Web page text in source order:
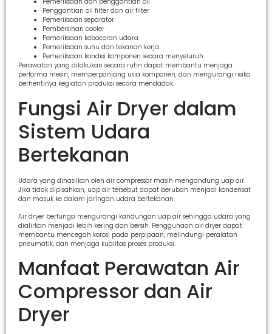
Penggantian oil filter dan air filter
Pemeriksaan separator
Pembersihan cooler
Pemeriksaan kebocoran udara
Pemeriksaan suhu dan tekanan kerja
Pemeriksaan kondisi komponen secara menyeluruh
Perawatan yang dilakukan secara rutin dapat membantu menjaga
performa mesin, memperpanjang usia komponen, dan mengurangi risiko
berhentinya kegiatan produksi secara mendadak.
Fungsi Air Dryer dalam
Sistem Udara
Bertekanan
Udara yang dihasilkan oleh air compressor masih mengandung uap air.
Jika tidak dipisahkan, uap air tersebut dapat berubah menjadi kondensat
dan masuk ke dalam jaringan udara bertekanan.
Air dryer berfungsi mengurangi kandungan uap air sehingga udara yang
dialirkan menjadi lebih kering dan bersih. Penggunaan air dryer dapat
membantu mencegah korosi pada perpipaan, melindungi peralatan
pneumatik, dan menjaga kualitas proses produksi.
Manfaat Perawatan Air
Compressor dan Air
Dryer